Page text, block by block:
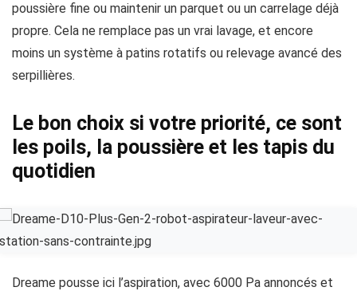
poussière fine ou maintenir un parquet ou un carrelage déjà
propre. Cela ne remplace pas un vrai lavage, et encore
moins un système à patins rotatifs ou relevage avancé des
serpillières.
Le bon choix si votre priorité, ce sont
les poils, la poussière et les tapis du
quotidien
Dreame pousse ici l’aspiration, avec 6000 Pa annoncés et